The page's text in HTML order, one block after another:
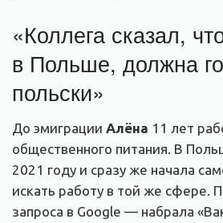
«Коллега сказал,
в Польше, должна
польски»
До эмиграции Алёна 11 лет
общественного питания. В
2021 году и сразу же начала
искать работу в той же сфере.
запроса в Google — набрала